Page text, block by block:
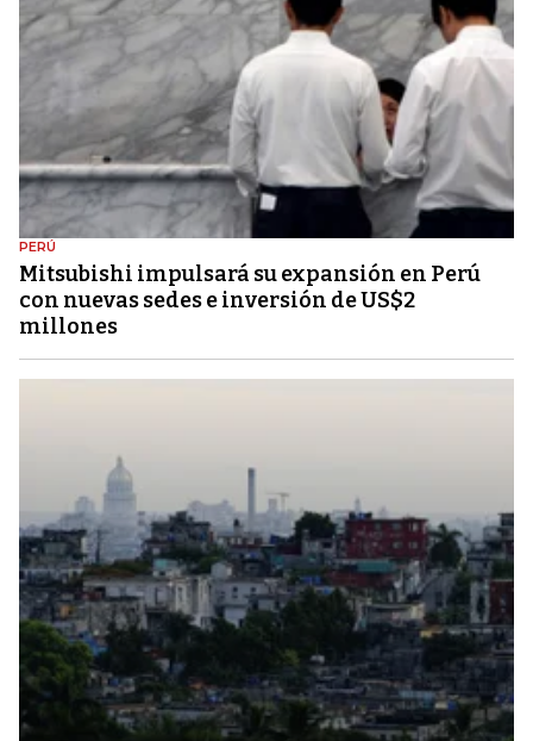
PERÚ
Mitsubishi impulsará su expansión en Perú
con nuevas sedes e inversión de US$2
millones